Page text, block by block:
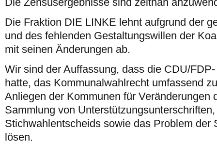
Die Fraktion DIE LINKE lehnt aufgrund der
und des fehlenden Gestaltungswillen der
mit seinen Änderungen ab.
Wir sind der Auffassung, dass die CDU/
hatte, das Kommunalwahlrecht umfassend
Anliegen der Kommunen für Veränderungen
Sammlung von
Stichwahlentscheids sowie das Problem der
lösen.